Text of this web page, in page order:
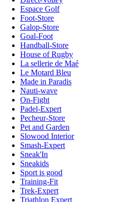
Espace Golf
Foot-Store
Galop-Store
Goal-Foot
Handball-Store
House of Rugby
La sellerie de Maé
Le Motard Bleu
Made in Paradis
Nauti-wave
On-Fight
Padel-Expert
Pecheur-Store
Pet and Garden
Slowood Interior
Smash-Expert
Sneak'In
Sneakids
Sport is good
Training-Fit
Trek-Expert
Triathlon Expert